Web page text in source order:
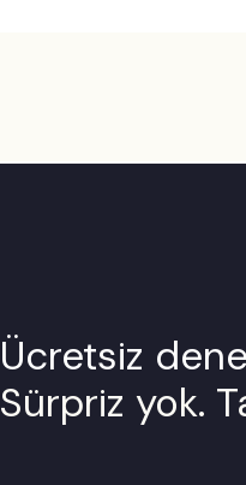
Ücretsiz
Sürpriz yok.